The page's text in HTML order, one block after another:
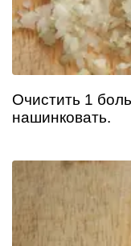
Очистить 1
нашинковать.